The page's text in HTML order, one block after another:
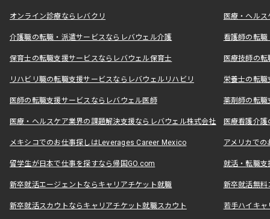
オンライン診療ならレバクリ 医療・ヘル
介護職の転職・派遣サービスならレバウェル介護 看護師の転
保育士の転職支援サービスならレバウェル保育士 医療技師の
リハビリ職の転職支援サービスならレバウェルリハビリ 栄養士の転
医師の転職支援サービスならレバウェル医師 薬剤師の転
医療・ヘルスケア業界の課題解決支援ならレバウェル株式会社 医療看護介
メキシコでのお仕事探しはLeverages Career Mexico アメリカで
留学生が日本で仕事を探すなら帰国GO.com 就活・転職
新卒就活エージェントならキャリアチケット就職 新卒就活無料
新卒就活スカウトならキャリアチケット就職スカウト 若手ハイキ